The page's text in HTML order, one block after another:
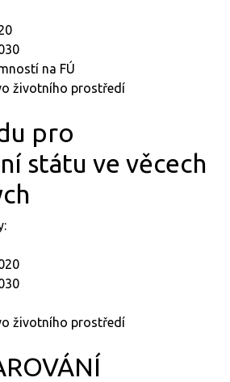
na FÚ
životního prostředí
pro
státu ve věcech
životního prostředí